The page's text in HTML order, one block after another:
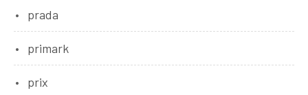
prada
primark
prix